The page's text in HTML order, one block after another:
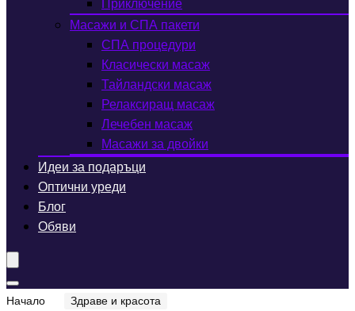
Масажи и СПА пакети
СПА процедури
Класически масаж
Тайландски масаж
Релаксиращ масаж
Лечебен масаж
Масажи за двойки
Идеи за подаръци
Оптични уреди
Блог
Обяви
Начало
Здраве и красота